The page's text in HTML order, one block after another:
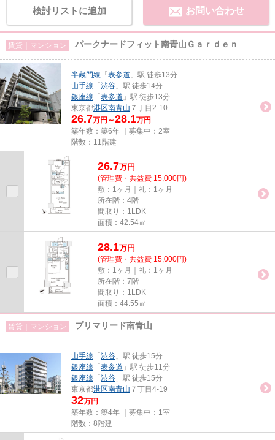
検討リストに追加 お問い合わせ
賃貸｜マンション パークナードフィット南青山Ｇａｒｄｅｎ
半蔵門線 「 表参道 」駅 徒歩13分
山手線 「 渋谷 」駅 徒歩14分
銀座線 「 表参道 」駅 徒歩13分
東京都港区南青山 ７丁目2-10
26.7万円～28.1万円
築年数：築6年 ｜募集中： 2室
階数：11階建
26.7万円
(管理費・共益費 15,000円)
敷：1ヶ月｜礼：1ヶ月
所在階：4階
間取り：1LDK
面積：42.54㎡
28.1万円
(管理費・共益費 15,000円)
敷：1ヶ月｜礼：1ヶ月
所在階：7階
間取り：1LDK
面積：44.55㎡
賃貸｜マンション プリマリード南青山
山手線 「 渋谷 」駅 徒歩15分
銀座線 「 表参道 」駅 徒歩11分
銀座線 「 渋谷 」駅 徒歩15分
東京都港区南青山 ７丁目4-19
32万円
築年数：築4年 ｜募集中： 1室
階数：8階建